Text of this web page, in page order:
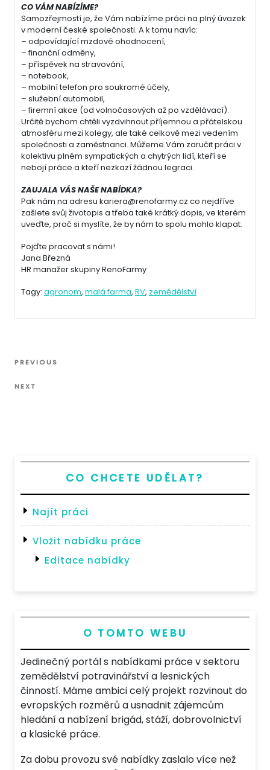
CO VÁM NABÍZÍME?
Samozřejmostí je, že Vám nabízíme práci na plný úvazek
v moderní české společnosti. A k tomu navíc:
– odpovídající mzdové ohodnocení,
– finanční odměny,
– příspěvek na stravování,
– notebook,
– mobilní telefon pro soukromé účely,
– služební automobil,
– firemní akce (od volnočasových až po vzdělávací).
Určitě bychom chtěli vyzdvihnout příjemnou a přátelskou
atmosféru mezi kolegy, ale také celkově mezi vedením
společnosti a zaměstnanci. Můžeme Vám zaručit práci v
kolektivu plném sympatických a chytrých lidí, kteří se
nebojí práce a kteří nezkazí žádnou legraci.
ZAUJALA VÁS NAŠE NABÍDKA?
Pak nám na adresu kariera@renofarmy.cz co nejdříve
zašlete svůj životopis a třeba také krátký dopis, ve kterém
uveďte, proč si myslíte, že by nám to spolu mohlo klapat.
Pojďte pracovat s námi!
Jana Březná
HR manažer skupiny RenoFarmy
Tagy: agronom, malá farma, RV, zemědělství
Navigace
příspěvek
Previous
PREVIOUS
Next
NEXT
CO CHCETE UDĚLAT?
Najít práci
Vložit nabídku práce
Editace nabídky
O TOMTO WEBU
Jedinečný portál s nabídkami práce v sektoru
zemědělství potravinářství a lesnických
činností. Máme ambici celý projekt rozvinout do
evropských rozměrů a usnadnit zájemcům
hledání a nabízení brigád, stáží, dobrovolnictví
a klasické práce.
Za dobu provozu své nabídky zaslalo více než